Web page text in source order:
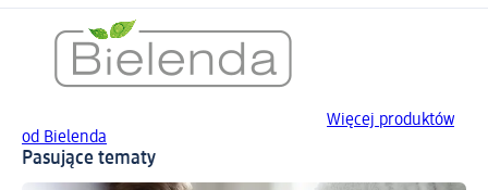
Więcej produktów
od Bielenda
Pasujące tematy